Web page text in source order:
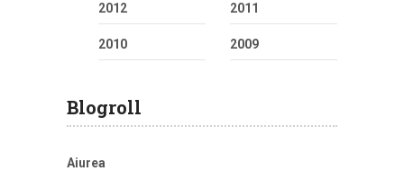
2012 2011
2010 2009
Blogroll
Aiurea